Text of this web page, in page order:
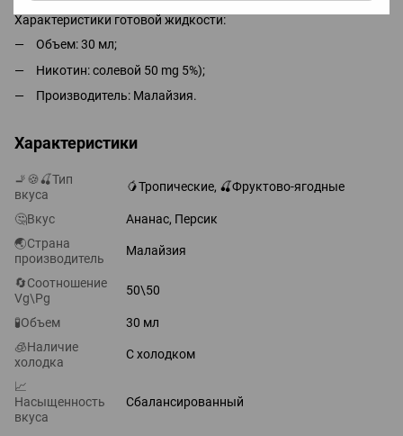
Характеристики готовой жидкости:
Объем: 30 мл;
Никотин: солевой 50 mg 5%);
Производитель: Малайзия.
Характеристики
🚬🍪🍒Тип
вкуса
🥭Тропические, 🍒Фруктово-ягодные
🤔Вкус
Ананас, Персик
🌏Страна
производитель
Малайзия
🔄Соотношение
Vg\Pg
50\50
🧪Объем
30 мл
🧊Наличие
холодка
С холодком
📈
Насыщенность
вкуса
Сбалансированный